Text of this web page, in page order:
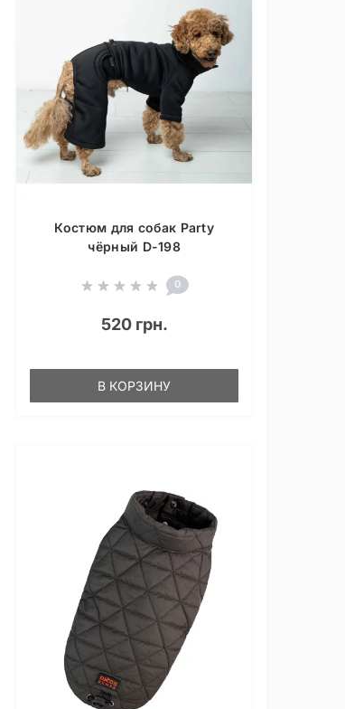
Костюм для собак Party
чёрный D-198
0
520 грн.
В КОРЗИНУ